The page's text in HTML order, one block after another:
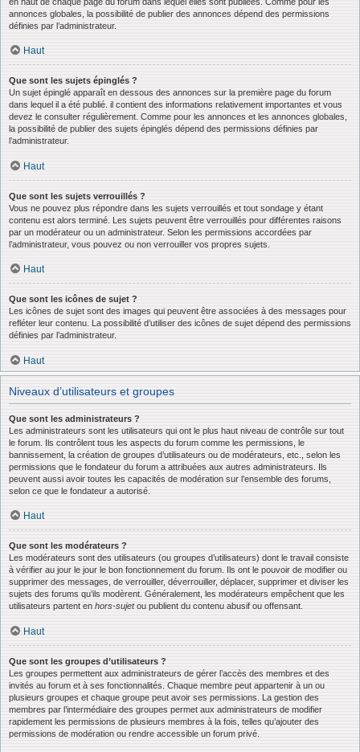
annonces globales, la possibilité de publier des annonces dépend des permissions
définies par l’administrateur.
Haut
Que sont les sujets épinglés ?
Un sujet épinglé apparaît en dessous des annonces sur la première page du forum
dans lequel il a été publié. il contient des informations relativement importantes et vous
devez le consulter régulièrement. Comme pour les annonces et les annonces globales,
la possibilité de publier des sujets épinglés dépend des permissions définies par
l’administrateur.
Haut
Que sont les sujets verrouillés ?
Vous ne pouvez plus répondre dans les sujets verrouillés et tout sondage y étant
contenu est alors terminé. Les sujets peuvent être verrouillés pour différentes raisons
par un modérateur ou un administrateur. Selon les permissions accordées par
l’administrateur, vous pouvez ou non verrouiller vos propres sujets.
Haut
Que sont les icônes de sujet ?
Les icônes de sujet sont des images qui peuvent être associées à des messages pour
refléter leur contenu. La possibilité d’utiliser des icônes de sujet dépend des permissions
définies par l’administrateur.
Haut
Niveaux d’utilisateurs et groupes
Que sont les administrateurs ?
Les administrateurs sont les utilisateurs qui ont le plus haut niveau de contrôle sur tout
le forum. Ils contrôlent tous les aspects du forum comme les permissions, le
bannissement, la création de groupes d’utilisateurs ou de modérateurs, etc., selon les
permissions que le fondateur du forum a attribuées aux autres administrateurs. Ils
peuvent aussi avoir toutes les capacités de modération sur l’ensemble des forums,
selon ce que le fondateur a autorisé.
Haut
Que sont les modérateurs ?
Les modérateurs sont des utilisateurs (ou groupes d’utilisateurs) dont le travail consiste
à vérifier au jour le jour le bon fonctionnement du forum. Ils ont le pouvoir de modifier ou
supprimer des messages, de verrouiller, déverrouiller, déplacer, supprimer et diviser les
sujets des forums qu’ils modèrent. Généralement, les modérateurs empêchent que les
utilisateurs partent en hors-sujetou publient du contenu abusif ou offensant.
Haut
Que sont les groupes d’utilisateurs ?
Les groupes permettent aux administrateurs de gérer l’accès des membres et des
invités au forum et à ses fonctionnalités. Chaque membre peut appartenir à un ou
plusieurs groupes et chaque groupe peut avoir ses permissions. La gestion des
membres par l’intermédiaire des groupes permet aux administrateurs de modifier
rapidement les permissions de plusieurs membres à la fois, telles qu’ajouter des
permissions de modération ou rendre accessible un forum privé.